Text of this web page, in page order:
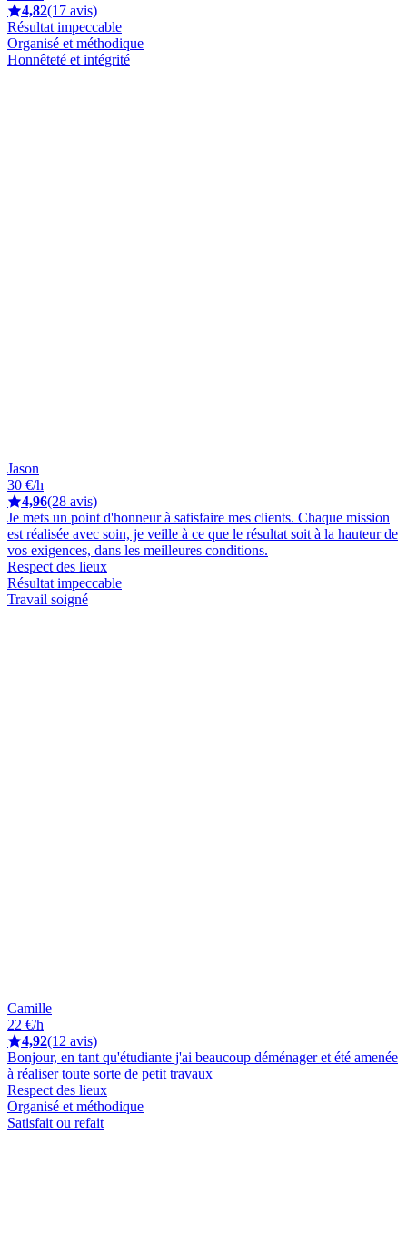
4,82(17 avis)
Résultat impeccable
Organisé et méthodique
Honnêteté et intégrité
Jason
30 €/h
4,96(28 avis)
Je mets un point d'honneur à satisfaire mes clients. Chaque mission
est réalisée avec soin, je veille à ce que le résultat soit à la hauteur de
vos exigences, dans les meilleures conditions.
Respect des lieux
Résultat impeccable
Travail soigné
Camille
22 €/h
4,92(12 avis)
Bonjour, en tant qu'étudiante j'ai beaucoup déménager et été amenée
à réaliser toute sorte de petit travaux
Respect des lieux
Organisé et méthodique
Satisfait ou refait